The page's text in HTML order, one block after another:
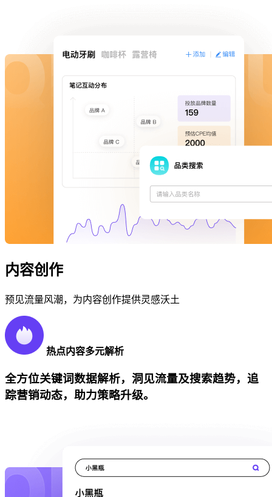
内容创作
预见流量风潮，为内容创作提供灵感沃土
热点内容多元解析
全方位关键词数据解析，洞见流量及搜索趋势，追
踪营销动态，助力策略升级。